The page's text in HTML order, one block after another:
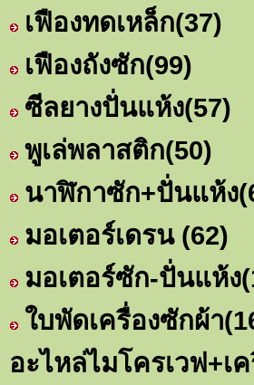
เฟืองทดเหล็ก(37)
เฟืองถังซัก(99)
ซีลยางปั่นแห้ง(57)
พูเล่พลาสติก(50)
นาฬิกาซัก+ปั่นแห้ง
มอเตอร์เดรน (62)
มอเตอร์ซัก-ปั่นแห้ง
ใบพัดเครื่องซักผ้า
อะไหล่ไมโครเวฟ+เ